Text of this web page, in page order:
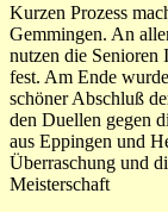
Kurzen Prozess
Gemmingen. An
nutzen die Senioren
fest. Am Ende
schöner Abschluß
den Duellen gegen
aus Eppingen und
Überraschung und
Meisterschaft